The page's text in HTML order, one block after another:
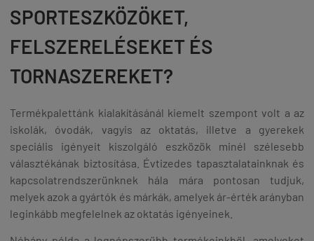
SPORTESZKÖZÖKET,
FELSZERELÉSEKET ÉS
TORNASZEREKET?
Termékpalettánk kialakításánál kiemelt szempont volt a az
iskolák, óvodák, vagyis az oktatás, illetve a gyerekek
speciális igényeit kiszolgáló eszközök minél szélesebb
választékának biztosítása. Évtizedes tapasztalatainknak és
kapcsolatrendszerünknek hála mára pontosan tudjuk,
melyek azok a gyártók és márkák, amelyek ár-érték arányban
leginkább megfelelnek az oktatás igényeinek.